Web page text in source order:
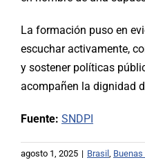
La formación puso en
escuchar activamente,
y sostener políticas
acompañen la dignidad
Fuente: SNDPI
agosto 1, 2025 | Brasil ,